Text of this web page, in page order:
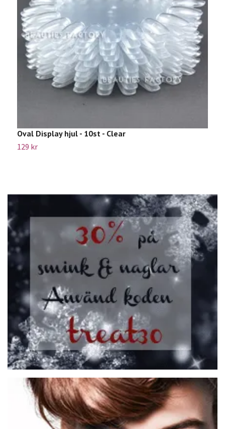
Oval Display hjul - 10st - Clear
129 kr